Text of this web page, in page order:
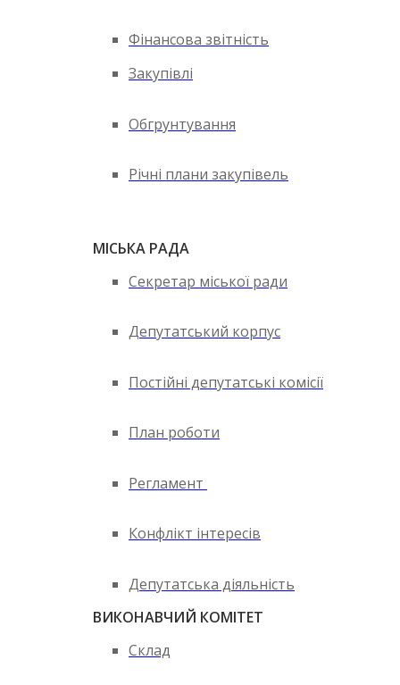
Фінансова звітність
Закупівлі
Обгрунтування
Річні плани закупівель
МІСЬКА РАДА
Секретар міської ради
Депутатський корпус
Постійні депутатські комісії
План роботи
Регламент
Конфлікт інтересів
Депутатська діяльність
ВИКОНАВЧИЙ КОМІТЕТ
Склад